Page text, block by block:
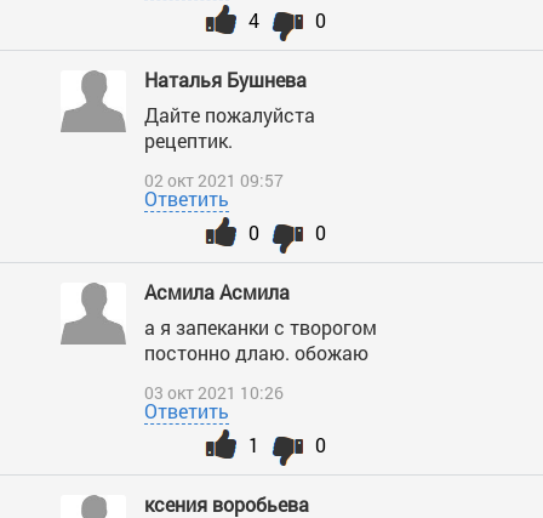
0
4
Наталья Бушнева
Дайте пожалуйста
рецептик.
02 окт 2021 09:57
Ответить
0
0
Асмила Асмила
а я запеканки с творогом
постонно длаю. обожаю
03 окт 2021 10:26
Ответить
0
1
ксения воробьева